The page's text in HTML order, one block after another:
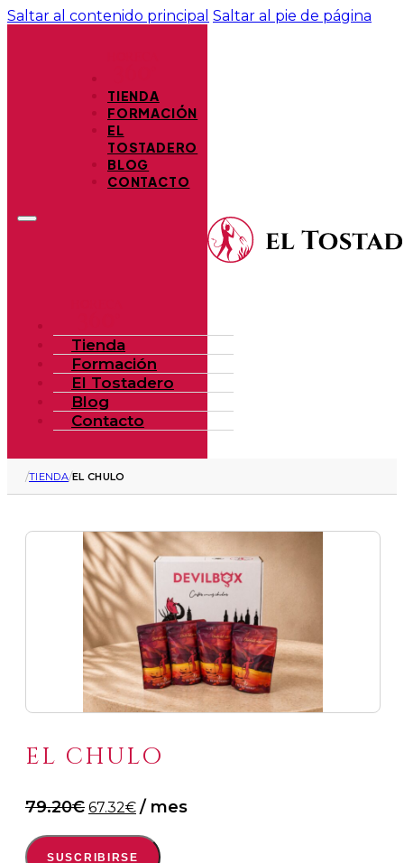
Saltar al contenido principal Saltar al pie de página
TIENDA
FORMACIÓN
EL
TOSTADERO
BLOG
CONTACTO
Tienda
Formación
El Tostadero
Blog
Contacto
/TIENDA/EL CHULO
EL CHULO
79.20€El
original
67.32€El
actual
/ mes
SUSCRIBIRSE